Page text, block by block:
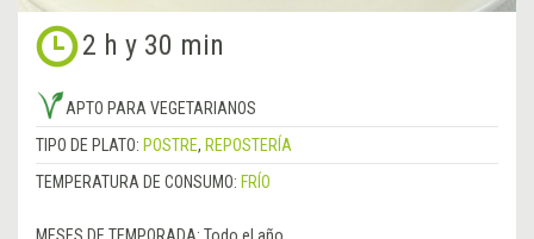
2 h y 30 min
APTO PARA VEGETARIANOS
TIPO DE PLATO: POSTRE, REPOSTERÍA
TEMPERATURA DE CONSUMO: FRÍO